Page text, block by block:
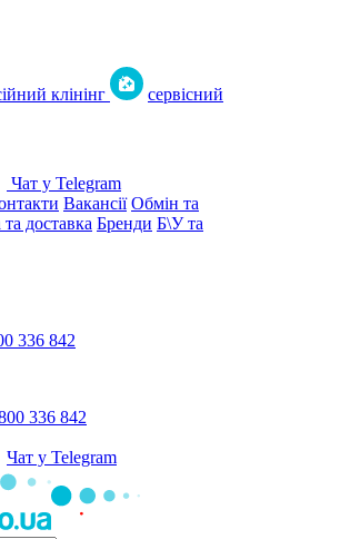
клінінг
сервісний
Чат у Telegram
Вакансії Обмін та
доставка Бренди Б\У та
336 842
336 842
Чат у Telegram